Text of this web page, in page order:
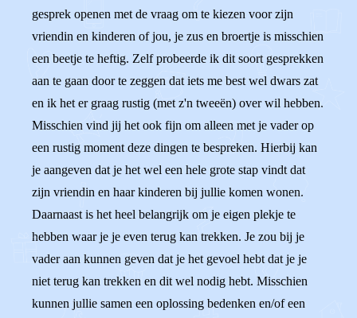
gesprek openen met de vraag om te kiezen voor zijn
vriendin en kinderen of jou, je zus en broertje is misschien
een beetje te heftig. Zelf probeerde ik dit soort gesprekken
aan te gaan door te zeggen dat iets me best wel dwars zat
en ik het er graag rustig (met z'n tweeën) over wil hebben.
Misschien vind jij het ook fijn om alleen met je vader op
een rustig moment deze dingen te bespreken. Hierbij kan
je aangeven dat je het wel een hele grote stap vindt dat
zijn vriendin en haar kinderen bij jullie komen wonen.
Daarnaast is het heel belangrijk om je eigen plekje te
hebben waar je je even terug kan trekken. Je zou bij je
vader aan kunnen geven dat je het gevoel hebt dat je je
niet terug kan trekken en dit wel nodig hebt. Misschien
kunnen jullie samen een oplossing bedenken en/of een